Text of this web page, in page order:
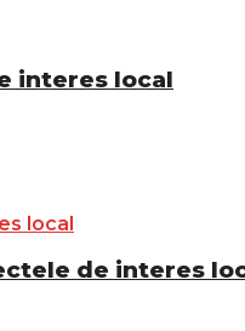
interes local
de interes